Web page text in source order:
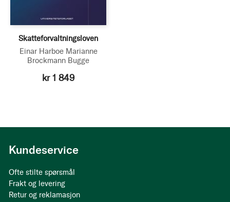
Skatteforvaltningsloven
Einar Harboe Marianne
Brockmann Bugge
kr 1 849
Kundeservice
Ofte stilte spørsmål
Frakt og levering
Retur og reklamasjon